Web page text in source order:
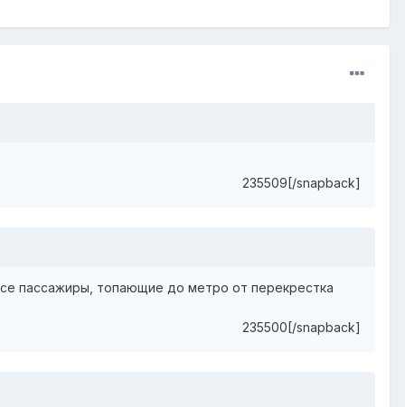
235509[/snapback]
пассажиры, топающие до метро от перекрестка
235500[/snapback]